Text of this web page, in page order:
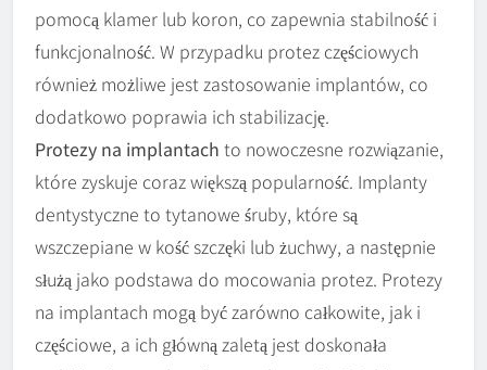
pomocą klamer lub koron, co zapewnia stabilność i
funkcjonalność. W przypadku protez częściowych
również możliwe jest zastosowanie implantów, co
dodatkowo poprawia ich stabilizację.
Protezy na implantach to nowoczesne rozwiązanie,
które zyskuje coraz większą popularność. Implanty
dentystyczne to tytanowe śruby, które są
wszczepiane w kość szczęki lub żuchwy, a następnie
służą jako podstawa do mocowania protez. Protezy
na implantach mogą być zarówno całkowite, jak i
częściowe, a ich główną zaletą jest doskonała